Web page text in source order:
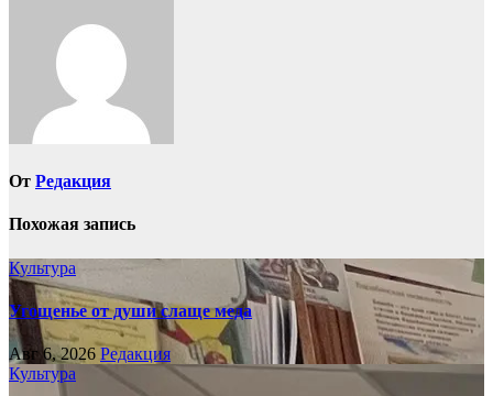
От Редакция
Похожая запись
Культура
Угощенье от души слаще меда
Авг 6, 2026 Редакция
Культура